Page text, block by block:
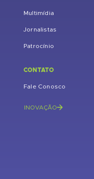
Multimídia
Jornalistas
Patrocínio
CONTATO
Fale Conosco
INOVAÇÃO